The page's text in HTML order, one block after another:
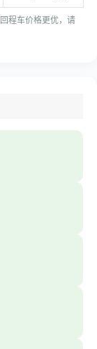
程车价格更优，请